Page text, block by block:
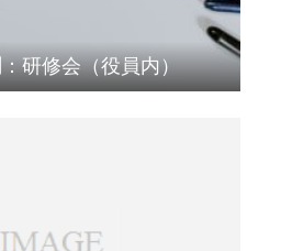
研修会（役員内）